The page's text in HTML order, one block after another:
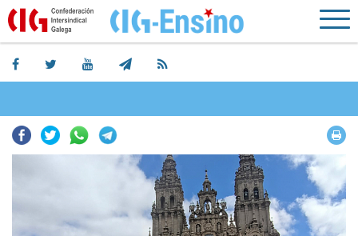
Facebook
TwitterWhatsapp